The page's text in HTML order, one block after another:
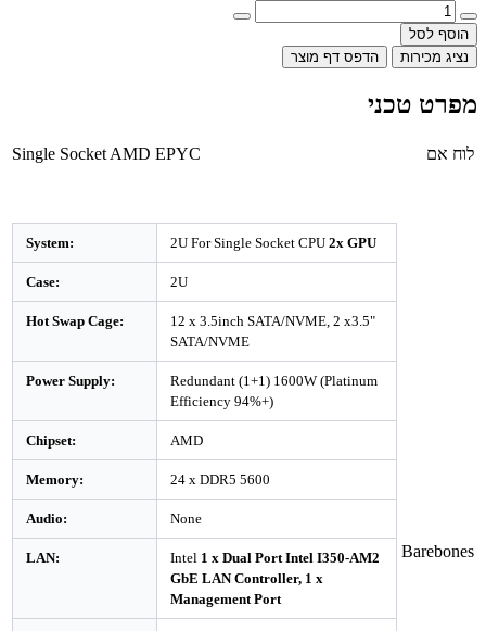
הוסף לסל
נציג מכירות
הדפס דף מוצר
מפרט טכני
לוח אם Single Socket AMD EPYC
Barebones
System: 2U For Single Socket CPU 2x GPU
Case: 2U
Hot Swap Cage:
12 x 3.5inch SATA/NVME, 2 x3.5"
SATA/NVME
Power Supply:
Redundant (1+1) 1600W (Platinum
Efficiency 94%+)
Chipset: AMD
Memory: 24 x DDR5 5600
Audio: None
LAN: Intel 1 x Dual Port Intel I350-AM2
GbE LAN Controller, 1 x
Management Port